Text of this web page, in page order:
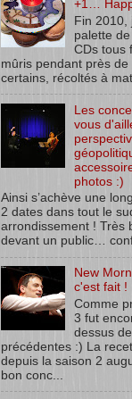
+1…
Fin 2010,
palette
CDs tous
mûris pendant près
certains, récoltés à
Les
vous
photos :)
Ainsi s’achève une
2 dates dans tout le
arrondissement ! Très
devant un public…
New
c'est fait !
Comme
3 fut
dessus
précédentes :) La
depuis la saison 2
bon conc...